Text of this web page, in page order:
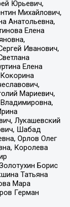
Юрьевич,
Михайлович,
Анатольевна,
Елена
Иванович,
Елена
Мариевич,
Лукашевский
Шабад
Орлов Олег
Королева
Борис
Татьяна
Мара
Герман